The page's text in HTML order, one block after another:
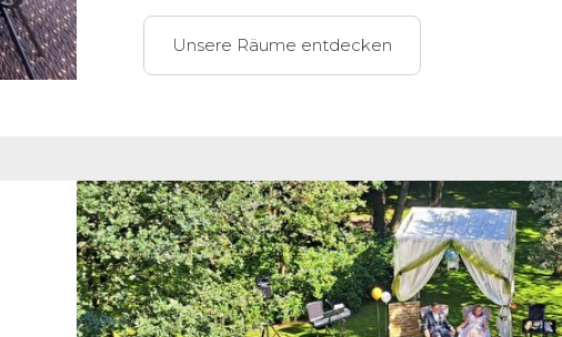
Unsere Räume entdecken